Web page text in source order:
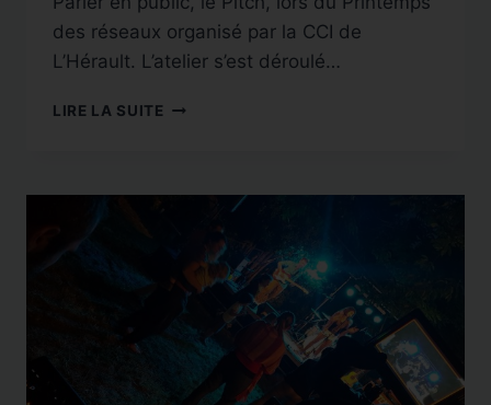
des réseaux organisé par la CCI de
L’Hérault. L’atelier s’est déroulé…
LIRE LA SUITE CAPTATION
PITCH
CLUBLR